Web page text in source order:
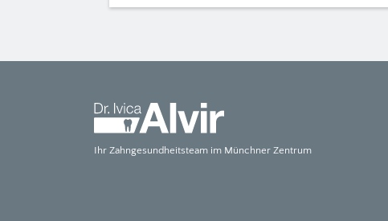
Ihr Zahngesundheitsteam im Münchner Zentrum